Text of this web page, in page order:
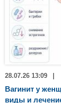
28.07.26 13:09 |
Вагинит у
виды и